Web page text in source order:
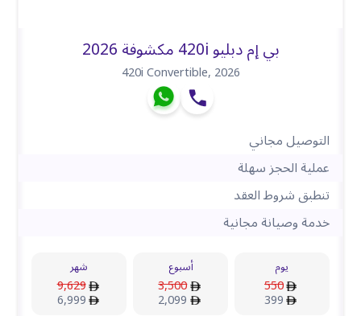
بي إم دبليو 420i مكشوفة 2026
420i Convertible,2026
التوصيل مجاني
عملية الحجز سهلة
تنطبق شروط العقد
خدمة وصيانة مجانية
يوم
550
399
أسبوع
3,500
2,099
شهر
9,629
6,999